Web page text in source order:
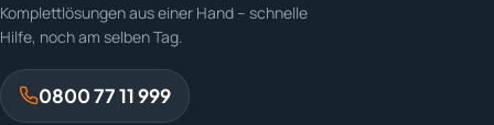
Komplettlösungen aus einer Hand – schnelle
Hilfe, noch am selben Tag.
0800 77 11 999